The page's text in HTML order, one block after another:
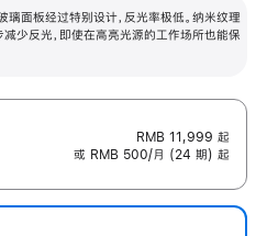
璃面板经过特别设计，反光率极低。纳米纹理
少反光，即使在高亮光源的工作场所也能保
RMB 11,999 起
或 RMB 500/月 (24 期) 起